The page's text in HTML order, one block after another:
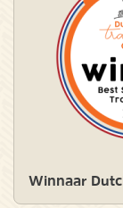
Winnaar